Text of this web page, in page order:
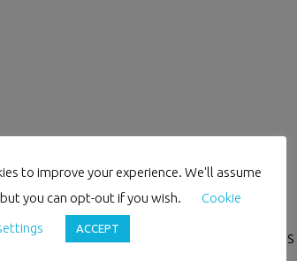
Apoios e Incentivos Reestruturações
to improve your experience. We'll assume
you can opt-out if you wish.
Cookie
ACCEPT